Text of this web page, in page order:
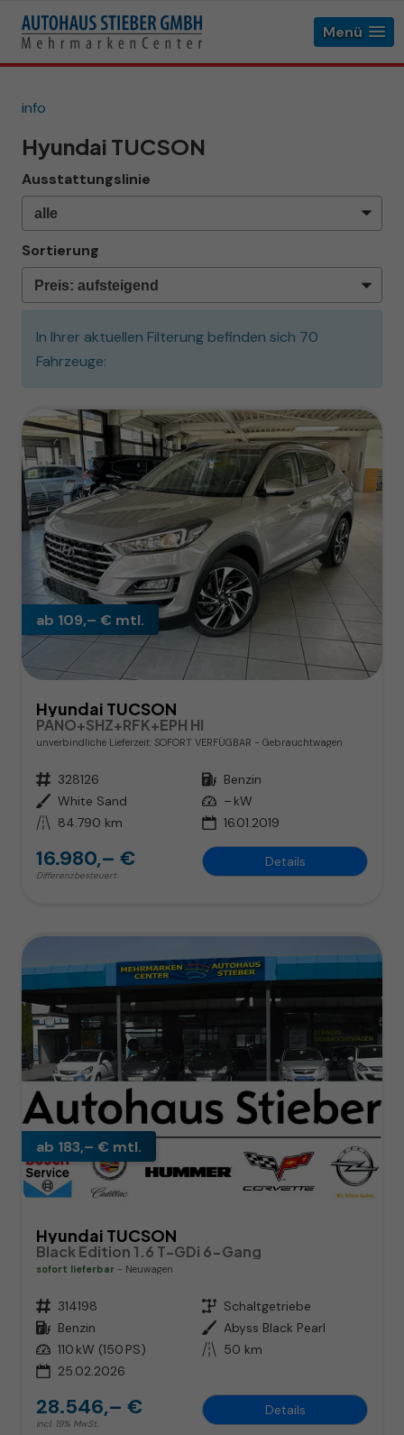
Menü
info
Hyundai TUCSON
Ausstattungslinie
Sortierung
In Ihrer aktuellen Filterung befinden sich 70
Fahrzeuge:
ab 109,– € mtl.
Hyundai TUCSON
PANO+SHZ+RFK+EPH HI
unverbindliche Lieferzeit: SOFORT VERFÜGBAR Gebrauchtwagen
Fahrzeugnr. 328126 Kraftstoff Benzin
Außenfarbe White Sand Leistung – kW
Kilometerstand 84.790 km 16.01.2019
16.980,– €
Differenzbesteuert
Details
ab 183,– € mtl.
Hyundai TUCSON
Black Edition 1.6 T-GDi 6-Gang
sofort lieferbar Neuwagen
Fahrzeugnr. 314198 Getriebe Schaltgetriebe
Kraftstoff Benzin Außenfarbe Abyss Black Pearl
Leistung 110 kW (150 PS) Kilometerstand 50 km
25.02.2026
28.546,– €
incl. 19% MwSt.
Details